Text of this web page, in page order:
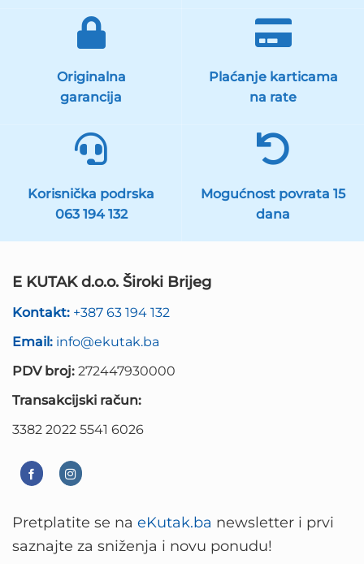
Originalna
garancija
Plaćanje karticama
na rate
Korisnička podrska
063 194 132
Mogućnost povrata 15
dana
E KUTAK d.o.o. Široki Brijeg
Kontakt: +387 63 194 132
Email: info@ekutak.ba
PDV broj: 272447930000
Transakcijski račun:
3382 2022 5541 6026
Pretplatite se na eKutak.ba newsletter i prvi
saznajte za sniženja i novu ponudu!